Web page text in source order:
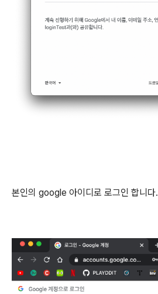
본인의 google 아이디로 로그인 합니다.